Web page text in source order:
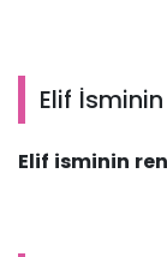
Elif
Elif isminin